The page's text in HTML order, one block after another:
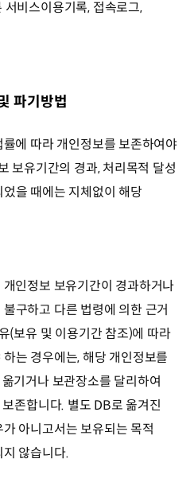
서비스이용기록, 접속로그,
파기방법
에 따라 개인정보를 보존하여야
보유기간의 경과, 처리목적 달성
을 때에는 지체없이 해당
인정보 보유기간이 경과하거나
구하고 다른 법령에 의한 근거
(보유 및 이용기간 참조)에 따라
는 경우에는, 해당 개인정보를
기거나 보관장소를 달리하여
존합니다. 별도 DB로 옮겨진
아니고서는 보유되는 목적
않습니다.